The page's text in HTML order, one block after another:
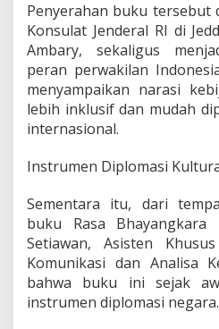
i
r
T
i
m
T
e
g
a
h
e
b
a
Penyerahan buku tersebut
Konsulat Jenderal RI di
Ambary, sekaligus
peran perwakilan
menyampaikan narasi
lebih inklusif dan mudah
internasional.
Instrumen Diplomasi
Sementara itu, dari
buku Rasa Bhayangkara
Setiawan, Asisten
Komunikasi dan Analisa
bahwa buku ini sejak
instrumen diplomasi negara.